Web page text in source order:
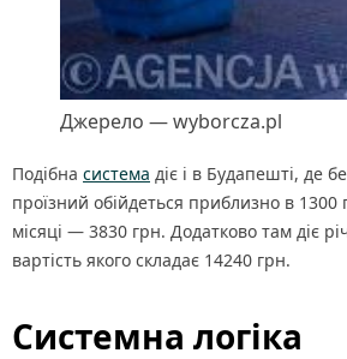
Джерело — wyborcza.pl
Подібна система діє і в Будапешті, де
проїзний обійдеться приблизно в 1300
місяці — 3830 грн. Додатково там діє
вартість якого складає 14240 грн.
Системна логіка